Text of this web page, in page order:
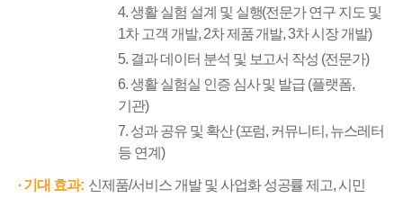
4. 생활 실험 설계 및 실행(전문가 연구 지도 및
1차 고객 개발, 2차 제품 개발, 3차 시장 개발)
5. 결과 데이터 분석 및 보고서 작성 (전문가)
6. 생활 실험실 인증 심사 및 발급 (플랫폼,
기관)
7. 성과 공유 및 확산 (포럼, 커뮤니티, 뉴스레터
등 연계)
기대 효과: 신제품/서비스 개발 및 사업화 성공률 제고, 시민